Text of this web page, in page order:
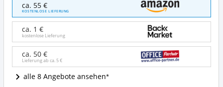
Kontaktgrill
Inicio
GC241D
Angebote:
Wo
dieser
Kontaktgrill
erhältlich?
ca. 55 €
KOSTENLOSE LIEFERUNG
ca. 1 €
kostenlose Lieferung
ca. 50 €
Lieferung ab ca.5 €
alle 8 Angebote ansehen